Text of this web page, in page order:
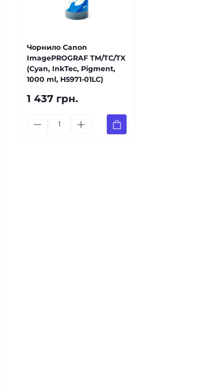
Чорнило Canon
ImagePROGRAF TM/TC/TX
(Cyan, InkTec, Pigment,
1000 ml, H5971-01LC)
1 437 грн.